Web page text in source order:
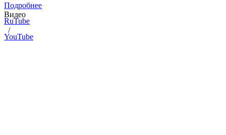
Подробнее
Видео
RuTube
/
YouTube